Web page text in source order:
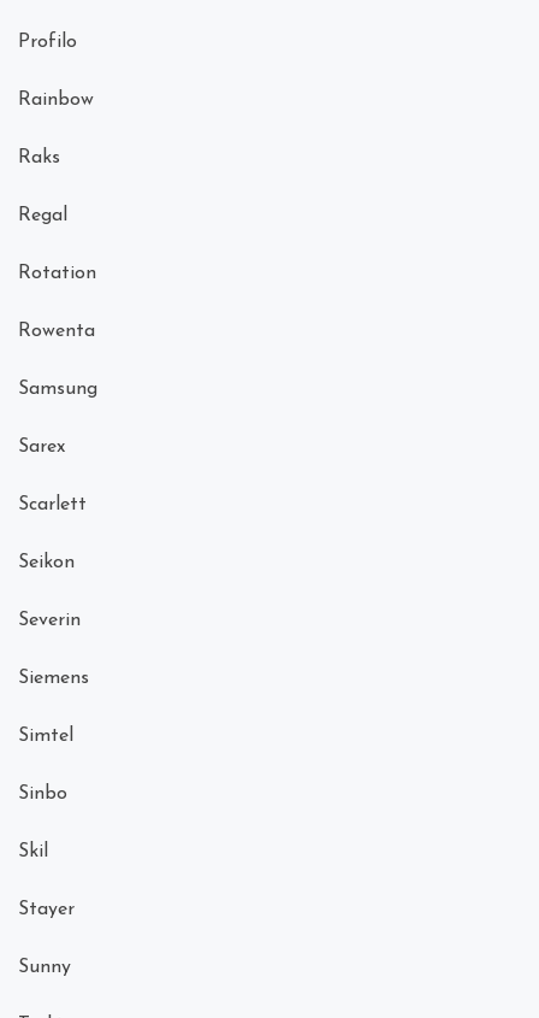
Profilo
Rainbow
Raks
Regal
Rotation
Rowenta
Samsung
Sarex
Scarlett
Seikon
Severin
Siemens
Simtel
Sinbo
Skil
Stayer
Sunny